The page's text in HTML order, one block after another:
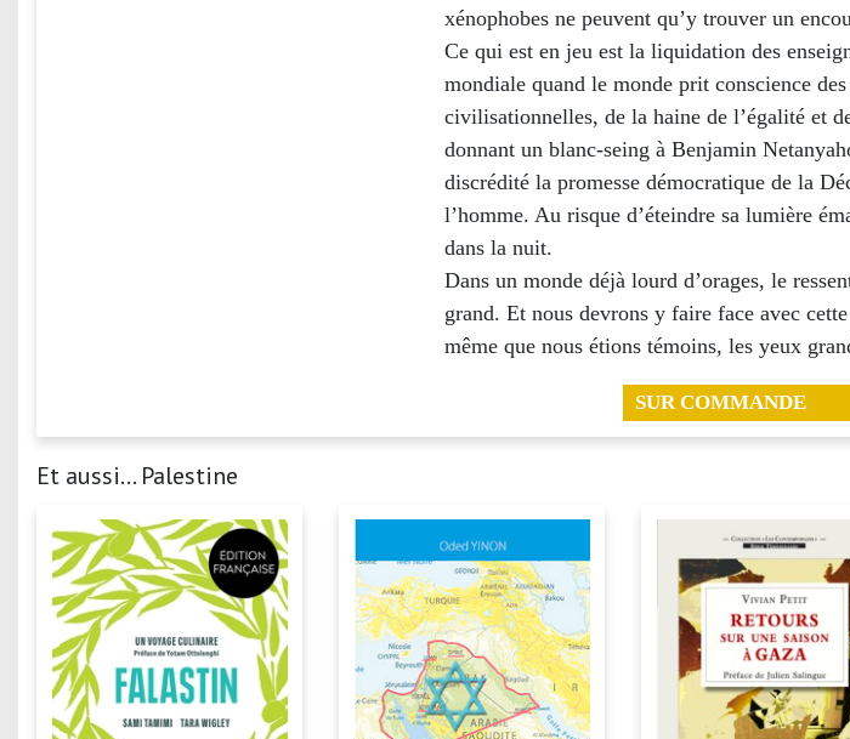
xénophobes ne peuvent qu’y trouver un
Ce qui est en jeu est la liquidation des
mondiale quand le monde prit conscience
civilisationnelles, de la haine de l’égalité et
donnant un blanc-seing à Benjamin
discrédité la promesse démocratique de la
l’homme. Au risque d’éteindre sa lumière
dans la nuit.
Dans un monde déjà lourd d’orages, le
grand. Et nous devrons y faire face avec
même que nous étions témoins, les yeux
SUR COMMANDE
Et aussi... Palestine